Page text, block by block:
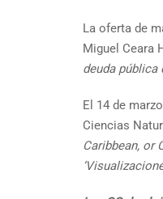
La oferta de
Miguel Ceara
deuda pública
El 14 de
Ciencias
Caribbean, or